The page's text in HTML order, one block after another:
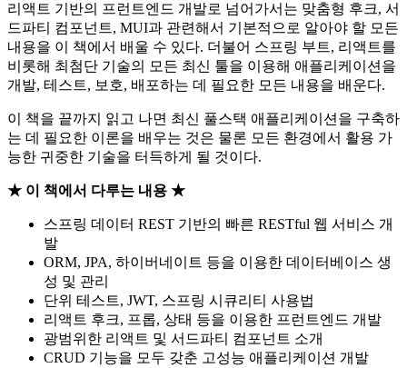
리액트 기반의 프런트엔드 개발로 넘어가서는 맞춤형 후크, 서
드파티 컴포넌트, MUI과 관련해서 기본적으로 알아야 할 모든
내용을 이 책에서 배울 수 있다. 더불어 스프링 부트, 리액트를
비롯해 최첨단 기술의 모든 최신 툴을 이용해 애플리케이션을
개발, 테스트, 보호, 배포하는 데 필요한 모든 내용을 배운다.
이 책을 끝까지 읽고 나면 최신 풀스택 애플리케이션을 구축하
는 데 필요한 이론을 배우는 것은 물론 모든 환경에서 활용 가
능한 귀중한 기술을 터득하게 될 것이다.
★ 이 책에서 다루는 내용 ★
스프링 데이터 REST 기반의 빠른 RESTful 웹 서비스 개
발
ORM, JPA, 하이버네이트 등을 이용한 데이터베이스 생
성 및 관리
단위 테스트, JWT, 스프링 시큐리티 사용법
리액트 후크, 프롭, 상태 등을 이용한 프런트엔드 개발
광범위한 리액트 및 서드파티 컴포넌트 소개
CRUD 기능을 모두 갖춘 고성능 애플리케이션 개발